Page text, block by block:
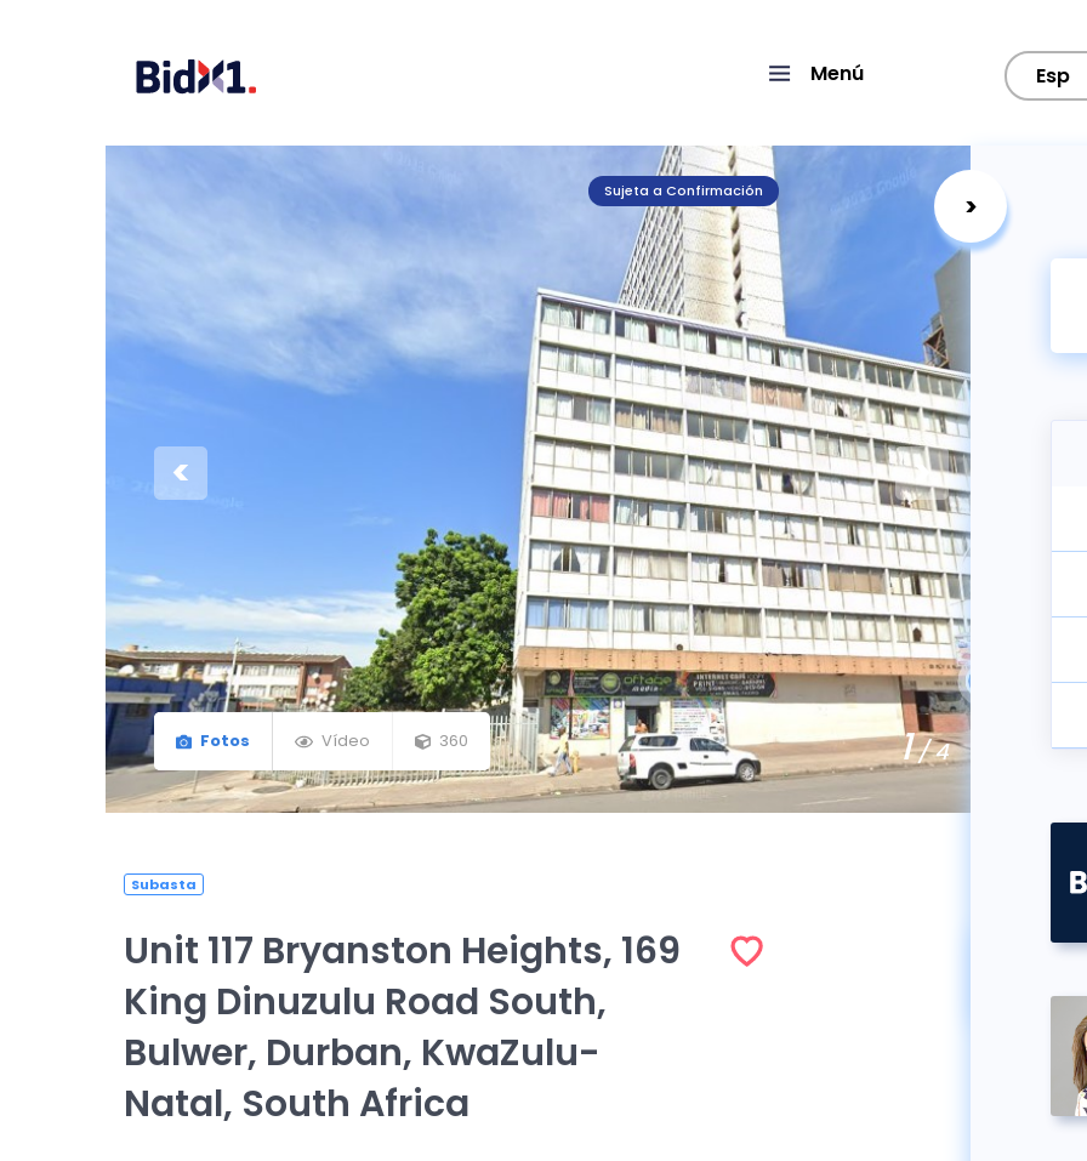
Menú Esp
Sujeta a Confirmación
Fotos Vídeo 360 1/ 4
Subasta
Unit 117 Bryanston Heights, 169
King Dinuzulu Road South,
Bulwer, Durban, KwaZulu-
Natal, South Africa